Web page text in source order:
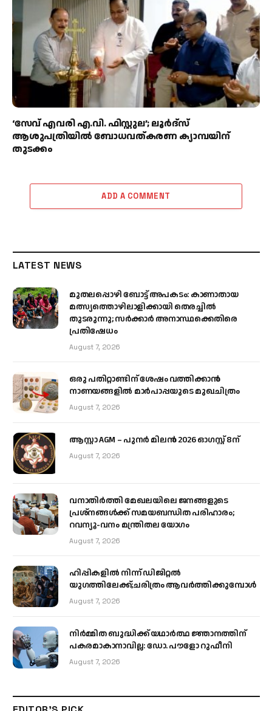
‘സേവ് എവരി എ.വി. ഫിസ്റ്റുല’; ലൂർദ്‌സ്
ആശുപത്രിയിൽ ബോധവത്കരണ ക്യാമ്പയിന്
തുടക്കം
ADD A COMMENT
LATEST NEWS
മുതലപ്പൊഴി ബോട്ട് അപകടം: കാണാതായ
മത്സ്യത്തൊഴിലാളിക്കായി തെരച്ചിൽ
തുടരുന്നു; സർക്കാർ അനാസ്ഥക്കെതിരെ
പ്രതിഷേധം
August 7, 2026
ഒരു പതിറ്റാണ്ടിന് ശേഷം വത്തിക്കാൻ
നാണയങ്ങളിൽ മാർപാപ്പയുടെ മുഖചിത്രം
August 7, 2026
ആസ്റ്റാ AGM – പുനർ മിലൻ 2026 ഓഗസ്റ്റ് 8ന്
August 7, 2026
വനാതിർത്തി മേഖലയിലെ ജനങ്ങളുടെ
പ്രശ്നങ്ങൾക്ക് സമയബന്ധിത പരിഹാരം;
റവന്യൂ-വനം മന്ത്രിതല യോഗം
August 7, 2026
ഹിപ്പികളില്‍ നിന്ന് ഡിജിറ്റല്‍
യുഗത്തിലേക്ക്;ചരിത്രം ആവര്‍ത്തിക്കുമ്പോള്‍
August 7, 2026
നിർമ്മിത ബുദ്ധിക്ക് യഥാർത്ഥ ജ്ഞാനത്തിന്
പകരമാകാനാവില്ല: ഡോ. പൗളോ റുഫീനി
August 7, 2026